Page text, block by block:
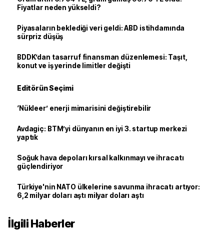
Fiyatlar neden yükseldi?
Piyasaların beklediği veri geldi: ABD istihdamında
sürpriz düşüş
BDDK’dan tasarruf finansman düzenlemesi: Taşıt,
konut ve iş yerinde limitler değişti
Editörün Seçimi
‘Nükleer’ enerji mimarisini değiştirebilir
Avdagiç: BTM’yi dünyanın en iyi 3. startup merkezi
yaptık
Soğuk hava depoları kırsal kalkınmayı ve ihracatı
güçlendiriyor
Türkiye'nin NATO ülkelerine savunma ihracatı artıyor:
6,2 milyar doları aştı milyar doları aştı
İlgili Haberler